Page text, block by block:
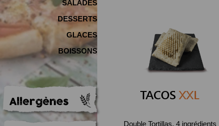
SALADES
DESSERTS
GLACES
BOISSONS
Allergènes TACOS XXL
Double Tortillas, 4 ingrédients